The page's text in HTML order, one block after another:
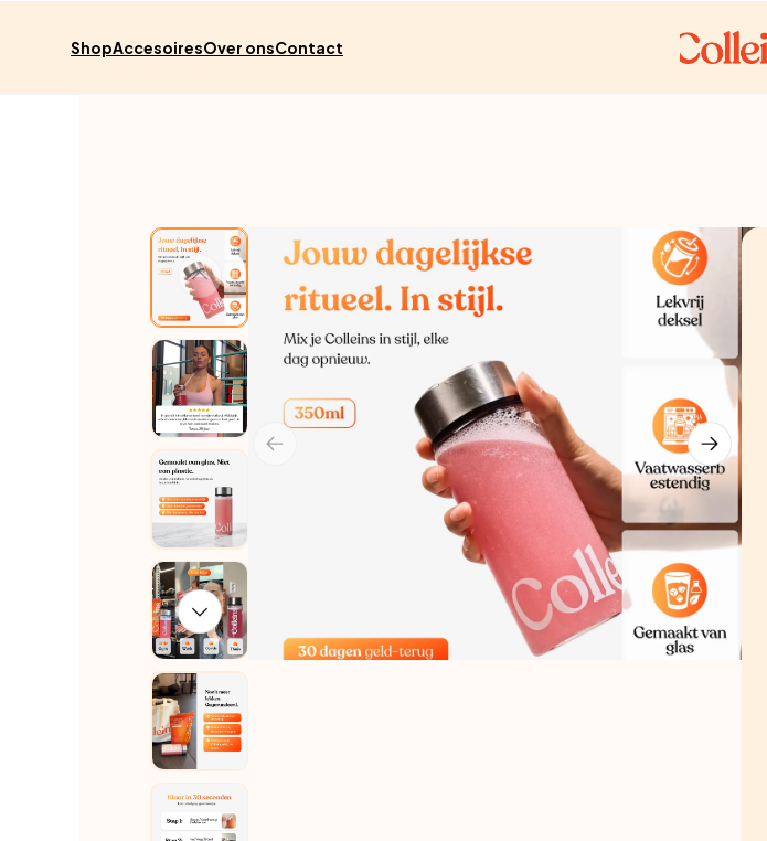
Meteen
contentShopAccesoiresOver onsContact